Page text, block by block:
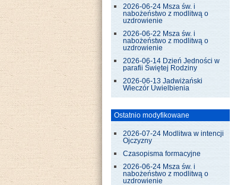
2026-06-24 Msza św. i
nabożeństwo z modlitwą o
uzdrowienie
2026-06-22 Msza św. i
nabożeństwo z modlitwą o
uzdrowienie
2026-06-14 Dzień Jedności w
parafii Świętej Rodziny
2026-06-13 Jadwiżański
Wieczór Uwielbienia
Ostatnio modyfikowane
2026-07-24 Modlitwa w intencji
Ojczyzny
Czasopisma formacyjne
2026-06-24 Msza św. i
nabożeństwo z modlitwą o
uzdrowienie